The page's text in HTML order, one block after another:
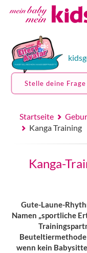
Stelle deine Frage
Startseite
Kanga Training
Kanga-
Gute-Laune-
Namen „sportliche
Beuteltiermethode
wenn kein